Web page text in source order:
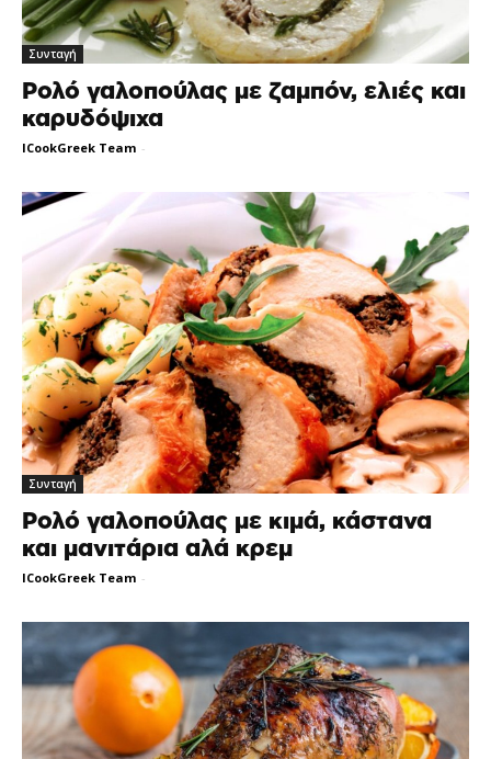
Συνταγή
Ρολό γαλοπούλας με ζαμπόν, ελιές και
καρυδόψιχα
ICookGreek Team -
Συνταγή
Ρολό γαλοπούλας με κιμά, κάστανα
και μανιτάρια αλά κρεμ
ICookGreek Team -